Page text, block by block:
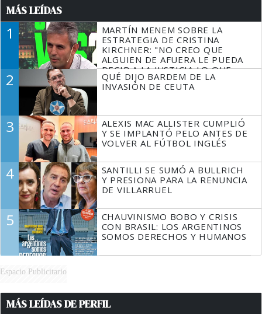
MÁS LEÍDAS
1
MARTÍN MENEM SOBRE LA
ESTRATEGIA DE CRISTINA
KIRCHNER: "NO CREO QUE
ALGUIEN DE AFUERA LE PUEDA
DECIR A LA JUSTICIA LO QUE
TIENE QUE HACER"
2
QUÉ DIJO BARDEM DE LA
INVASIÓN DE CEUTA
3
ALEXIS MAC ALLISTER CUMPLIÓ
Y SE IMPLANTÓ PELO ANTES DE
VOLVER AL FÚTBOL INGLÉS
4
SANTILLI SE SUMÓ A BULLRICH
Y PRESIONA PARA LA RENUNCIA
DE VILLARRUEL
5
CHAUVINISMO BOBO Y CRISIS
CON BRASIL: LOS ARGENTINOS
SOMOS DERECHOS Y HUMANOS
Espacio Publicitario
MÁS LEÍDAS DE PERFIL